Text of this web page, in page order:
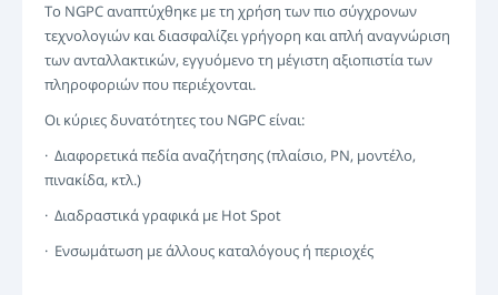
Χρονοδιαγράμματα χρόνου επισκευής / Εξοπλισμός
Ειδικά εργαλεία
Διαγνωστικά όργανα
Επαναπρογραμματισμός ECU
Rescue material
ΣΎΝΔΕΣΗ
ΚΑΤΑΧΏΡΙΣΗ
Το NGPC αναπτύχθηκε με τη χρήση των πιο σύγχρονων
τεχνολογιών και διασφαλίζει γρήγορη και απλή αναγνώριση
των ανταλλακτικών, εγγυόμενο τη μέγιστη αξιοπιστία των
πληροφοριών που περιέχονται.
Οι κύριες δυνατότητες του NGPC είναι:
· Διαφορετικά πεδία αναζήτησης (πλαίσιο, PN, μοντέλο,
πινακίδα, κτλ.)
· Διαδραστικά γραφικά με Hot Spot
· Ενσωμάτωση με άλλους καταλόγους ή περιοχές